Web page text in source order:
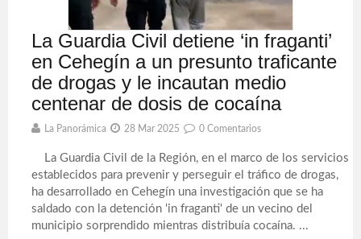
La Guardia Civil detiene ‘in fraganti’
en Cehegín a un presunto traficante
de drogas y le incautan medio
centenar de dosis de cocaína
La Panorámica 28 Mar 2025 0 Comentarios
La Guardia Civil de la Región, en el marco de los servicios
establecidos para prevenir y perseguir el tráfico de drogas,
ha desarrollado en Cehegín una investigación que se ha
saldado con la detención 'in fraganti' de un vecino del
municipio sorprendido mientras distribuía cocaína. ...